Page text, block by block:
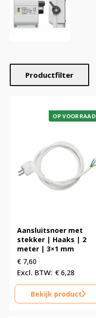
Productfilter
OP VOORRAAD
Aansluitsnoer met
stekker | Haaks | 2
meter | 3×1 mm
€ 7,60
€ 6,28
Bekijk product